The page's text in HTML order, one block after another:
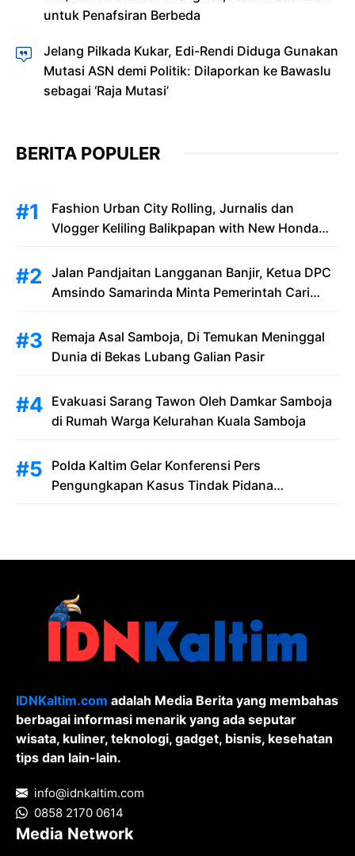
untuk Penafsiran Berbeda
Jelang Pilkada Kukar, Edi-Rendi Diduga Gunakan
Mutasi ASN demi Politik: Dilaporkan ke Bawaslu
sebagai ‘Raja Mutasi’
BERITA POPULER
Fashion Urban City Rolling, Jurnalis dan
Vlogger Keliling Balikpapan with New Honda
Jalan Pandjaitan Langganan Banjir, Ketua DPC
Amsindo Samarinda Minta Pemerintah Cari
Masyarakat Terjebak Banjir
Remaja Asal Samboja, Di Temukan Meninggal
Dunia di Bekas Lubang Galian Pasir
Evakuasi Sarang Tawon Oleh Damkar Samboja
di Rumah Warga Kelurahan Kuala Samboja
Polda Kaltim Gelar Konferensi Pers
Pengungkapan Kasus Tindak Pidana
IDNKaltim.com adalah Media Berita yang membahas
berbagai informasi menarik yang ada seputar
wisata, kuliner, teknologi, gadget, bisnis, kesehatan
tips dan lain-lain.
info@idnkaltim.com
0858 2170 0614
Media Network